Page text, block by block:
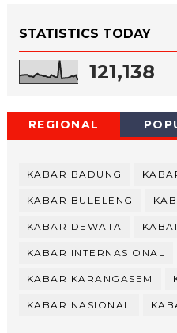
STATISTICS TODAY
121,138
REGIONAL
KABAR BADUNG
KABAR BULELENG
KABAR DEWATA
KABAR INTERNASIONAL
KABAR KARANGASEM
KABAR NASIONAL